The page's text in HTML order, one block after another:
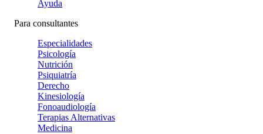
Ayuda
Para consultantes
Especialidades
Psicología
Nutrición
Psiquiatría
Derecho
Kinesiología
Fonoaudiología
Terapias Alternativas
Medicina